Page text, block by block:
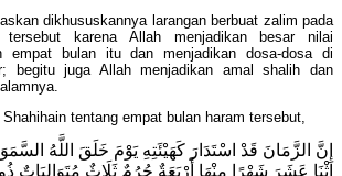
dikhususkannya larangan berbuat zalim pada
karena Allah menjadikan besar nilai
empat bulan itu dan menjadikan dosa-dosa di
begitu juga Allah menjadikan amal shalih dan
tentang empat bulan haram tersebut,
إِنَّ الزَّمَانَ قَدْ اسْتَدَارَ كَهَيْئَتِهِ يَوْمَ خَلَقَ اللَّهُ
اثْنَا عَشَرَ شَهْرًا مِنْهَا أَرْبَعَةٌ حُرُمٌ ثَلَاثٌ مُتَوَالِيَاتٌ